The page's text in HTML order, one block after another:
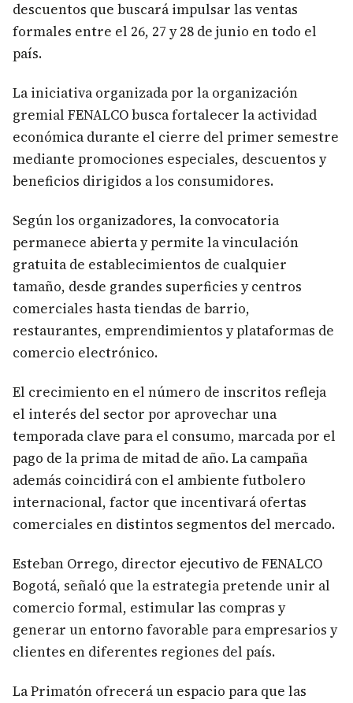
descuentos que buscará impulsar las ventas
formales entre el 26, 27 y 28 de junio en todo el
país.
La iniciativa organizada por la organización
gremial FENALCO busca fortalecer la actividad
económica durante el cierre del primer semestre
mediante promociones especiales, descuentos y
beneficios dirigidos a los consumidores.
Según los organizadores, la convocatoria
permanece abierta y permite la vinculación
gratuita de establecimientos de cualquier
tamaño, desde grandes superficies y centros
comerciales hasta tiendas de barrio,
restaurantes, emprendimientos y plataformas de
comercio electrónico.
El crecimiento en el número de inscritos refleja
el interés del sector por aprovechar una
temporada clave para el consumo, marcada por el
pago de la prima de mitad de año. La campaña
además coincidirá con el ambiente futbolero
internacional, factor que incentivará ofertas
comerciales en distintos segmentos del mercado.
Esteban Orrego, director ejecutivo de FENALCO
Bogotá, señaló que la estrategia pretende unir al
comercio formal, estimular las compras y
generar un entorno favorable para empresarios y
clientes en diferentes regiones del país.
La Primatón ofrecerá un espacio para que las